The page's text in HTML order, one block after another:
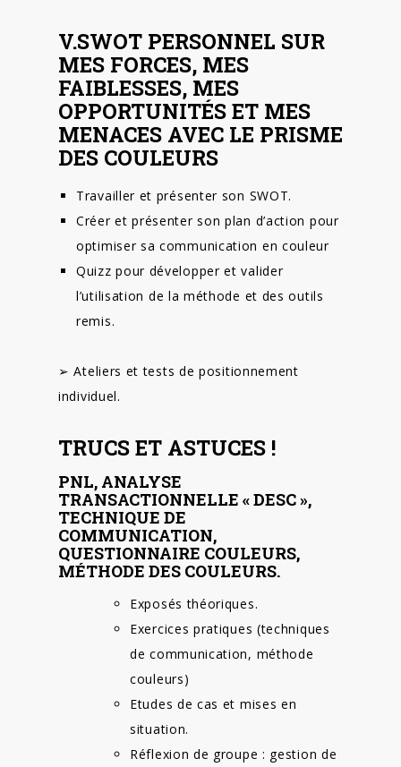
V.SWOT PERSONNEL SUR
MES FORCES, MES
FAIBLESSES, MES
OPPORTUNITÉS ET MES
MENACES AVEC LE PRISME
DES COULEURS
Travailler et présenter son SWOT.
Créer et présenter son plan d’action pour
optimiser sa communication en couleur
Quizz pour développer et valider
l’utilisation de la méthode et des outils
remis.
➢ Ateliers et tests de positionnement
individuel.
TRUCS ET ASTUCES !
PNL, ANALYSE
TRANSACTIONNELLE « DESC »,
TECHNIQUE DE
COMMUNICATION,
QUESTIONNAIRE COULEURS,
MÉTHODE DES COULEURS.
Exposés théoriques.
Exercices pratiques (techniques
de communication, méthode
couleurs)
Etudes de cas et mises en
situation.
Réflexion de groupe : gestion de